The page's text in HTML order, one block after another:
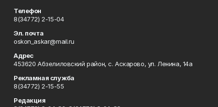
Телефон
8(34772) 2-15-04
Эл. почта
oskon_askar@mail.ru
Адрес
453620 Абзелиловский район, с. Аскарово, ул. Ленина, 14а
Рекламная служба
8(34772) 2-15-55
Редакция